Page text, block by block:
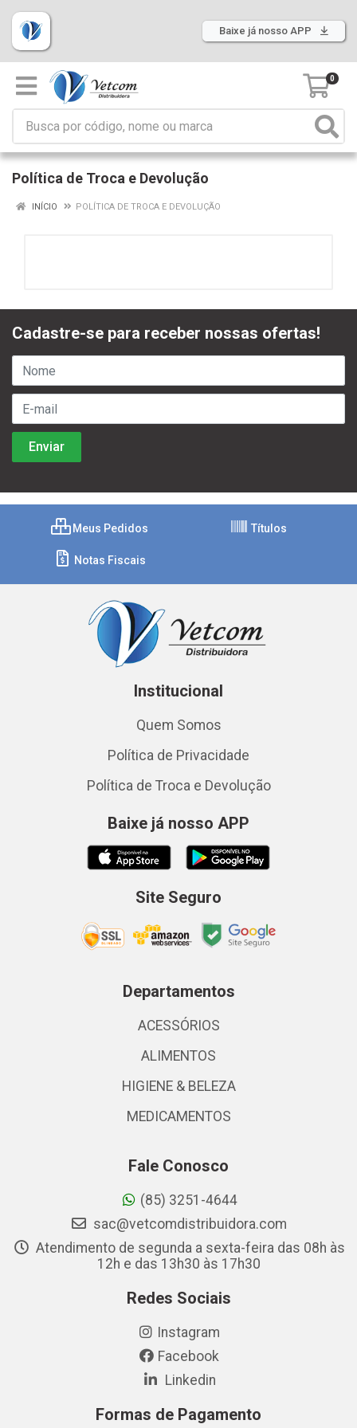
Baixe já nosso APP
0
Política de Troca e Devolução
INÍCIO POLÍTICA DE TROCA E DEVOLUÇÃO
Cadastre-se para receber nossas ofertas!
Meus Pedidos Títulos
Notas Fiscais
Institucional
Quem Somos
Política de Privacidade
Política de Troca e Devolução
Baixe já nosso APP
Site Seguro
Departamentos
ACESSÓRIOS
ALIMENTOS
HIGIENE & BELEZA
MEDICAMENTOS
Fale Conosco
(85) 3251-4644
sac@vetcomdistribuidora.com
Atendimento de segunda a sexta-feira das 08h às
12h e das 13h30 às 17h30
Redes Sociais
Instagram
Facebook
Linkedin
Formas de Pagamento